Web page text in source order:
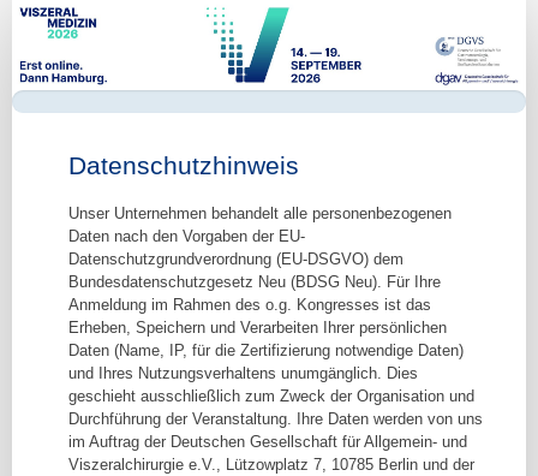
Mitglieder
Online
Registrierung
Datenschutzhinweis
Unser Unternehmen behandelt alle personenbezogenen
Daten nach den Vorgaben der EU-
Datenschutzgrundverordnung (EU-DSGVO) dem
Bundesdatenschutzgesetz Neu (BDSG Neu). Für Ihre
Anmeldung im Rahmen des o.g. Kongresses ist das
Erheben, Speichern und Verarbeiten Ihrer persönlichen
Daten (Name, IP, für die Zertifizierung notwendige Daten)
und Ihres Nutzungsverhaltens unumgänglich. Dies
geschieht ausschließlich zum Zweck der Organisation und
Durchführung der Veranstaltung. Ihre Daten werden von uns
im Auftrag der Deutschen Gesellschaft für Allgemein- und
Viszeralchirurgie e.V., Lützowplatz 7, 10785 Berlin und der